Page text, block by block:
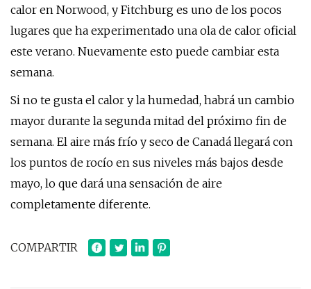
calor en Norwood, y Fitchburg es uno de los pocos
lugares que ha experimentado una ola de calor oficial
este verano. Nuevamente esto puede cambiar esta
semana.
Si no te gusta el calor y la humedad, habrá un cambio
mayor durante la segunda mitad del próximo fin de
semana. El aire más frío y seco de Canadá llegará con
los puntos de rocío en sus niveles más bajos desde
mayo, lo que dará una sensación de aire
completamente diferente.
COMPARTIR